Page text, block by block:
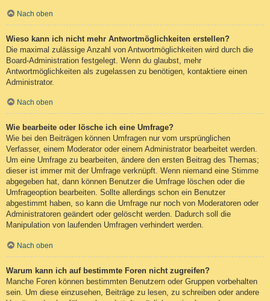
Nach oben
Wieso kann ich nicht mehr Antwortmöglichkeiten erstellen?
Die maximal zulässige Anzahl von Antwortmöglichkeiten wird durch die
Board-Administration festgelegt. Wenn du glaubst, mehr
Antwortmöglichkeiten als zugelassen zu benötigen, kontaktiere einen
Administrator.
Nach oben
Wie bearbeite oder lösche ich eine Umfrage?
Wie bei den Beiträgen können Umfragen nur vom ursprünglichen
Verfasser, einem Moderator oder einem Administrator bearbeitet werden.
Um eine Umfrage zu bearbeiten, ändere den ersten Beitrag des Themas;
dieser ist immer mit der Umfrage verknüpft. Wenn niemand eine Stimme
abgegeben hat, dann können Benutzer die Umfrage löschen oder die
Umfrageoption bearbeiten. Sollte allerdings schon ein Benutzer
abgestimmt haben, so kann die Umfrage nur noch von Moderatoren oder
Administratoren geändert oder gelöscht werden. Dadurch soll die
Manipulation von laufenden Umfragen verhindert werden.
Nach oben
Warum kann ich auf bestimmte Foren nicht zugreifen?
Manche Foren können bestimmten Benutzern oder Gruppen vorbehalten
sein. Um diese einzusehen, Beiträge zu lesen, zu schreiben oder andere